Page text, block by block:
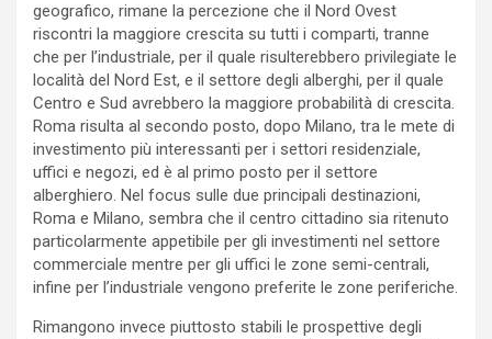
geografico, rimane la percezione che il Nord Ovest
riscontri la maggiore crescita su tutti i comparti, tranne
che per l’industriale, per il quale risulterebbero privilegiate le
località del Nord Est, e il settore degli alberghi, per il quale
Centro e Sud avrebbero la maggiore probabilità di crescita.
Roma risulta al secondo posto, dopo Milano, tra le mete di
investimento più interessanti per i settori residenziale,
uffici e negozi, ed è al primo posto per il settore
alberghiero. Nel focus sulle due principali destinazioni,
Roma e Milano, sembra che il centro cittadino sia ritenuto
particolarmente appetibile per gli investimenti nel settore
commerciale mentre per gli uffici le zone semi-centrali,
infine per l’industriale vengono preferite le zone periferiche.
Rimangono invece piuttosto stabili le prospettive degli